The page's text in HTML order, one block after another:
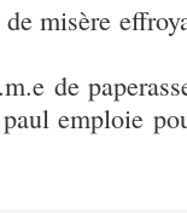
misère
de
emploie